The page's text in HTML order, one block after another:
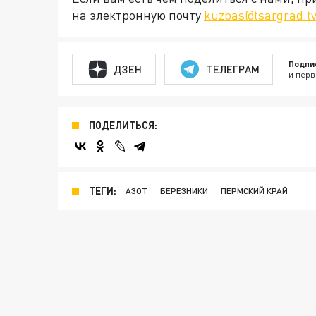
на электронную почту kuzbas@tsargrad.tv
ДЗЕН ТЕЛЕГРАМ и
ПОДЕЛИТЬСЯ:
ТЕГИ: АЗОТ БЕРЕЗНИКИ ПЕРМСКИЙ КРАЙ